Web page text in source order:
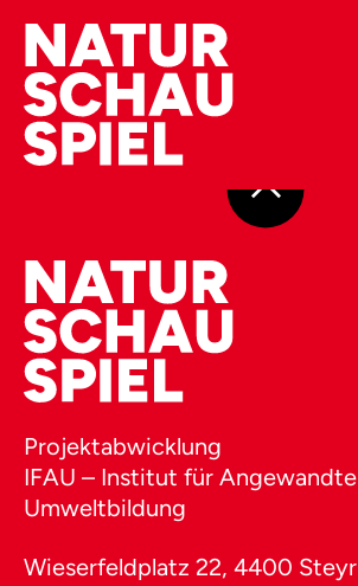
Projektabwicklung
IFAU – Institut für Angewandte
Umweltbildung
Wieserfeldplatz 22, 4400 Steyr